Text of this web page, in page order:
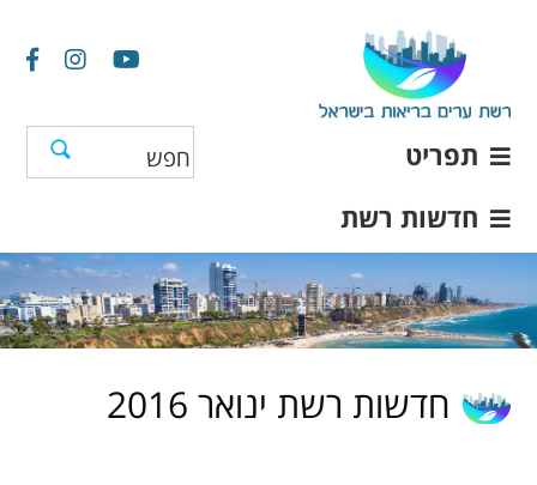
תפריט
חדשות רשת
חדשות רשת ינואר 2016